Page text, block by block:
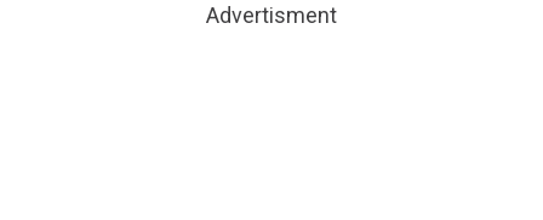
Advertisment